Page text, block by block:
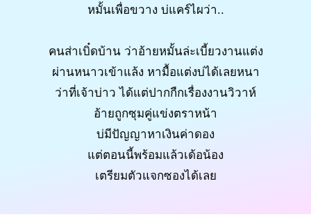
หมั้นเพื่อขวาง บ่แคร์ไผว่า..
คนส่าเบิ๋ดบ้าน ว่าอ้ายหมั้นล่ะเบี้ยวงานแต่ง
ผ่านหนาวเข้าแล้ง หามื้อแต่งบ่ได้เลยหนา
ว่าที่เจ้าบ่าว ได้แต่ปากกืกเรื่องงานวิวาห์
อ้ายถูกซุมคู่แข่งตราหน้า
บ่มีปัญญาหาเงินค่าดอง
แต่ตอนนี้พร้อมแล้วเด้อน้อง
เตรียมตัวแจกซองได้เลย